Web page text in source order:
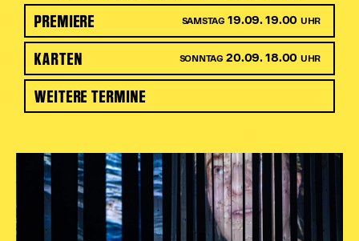
PREMIERE SAMSTAG 19.09. 19.00 UHR
KARTEN SONNTAG 20.09. 18.00 UHR
WEITERE TERMINE